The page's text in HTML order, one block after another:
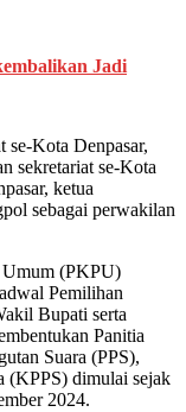
Jadi
se-Kota Denpasar,
sekretariat se-Kota
ketua
sebagai perwakilan
Umum (PKPU)
Pemilihan
Bupati serta
Panitia
Suara (PPS),
(KPPS) dimulai sejak
2024.